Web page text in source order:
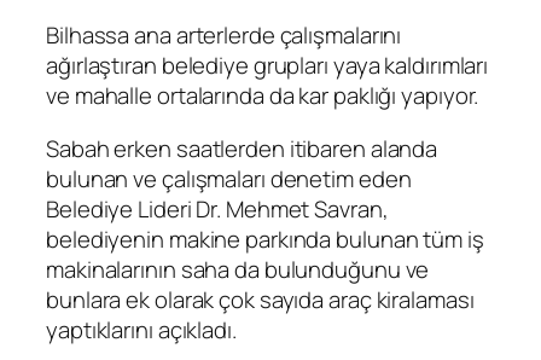
Bilhassa ana arterlerde çalışmalarını
ağırlaştıran belediye grupları yaya kaldırımları
ve mahalle ortalarında da kar paklığı yapıyor.
Sabah erken saatlerden itibaren alanda
bulunan ve çalışmaları denetim eden
Belediye Lideri Dr. Mehmet Savran,
belediyenin makine parkında bulunan tüm iş
makinalarının saha da bulunduğunu ve
bunlara ek olarak çok sayıda araç kiralaması
yaptıklarını açıkladı.